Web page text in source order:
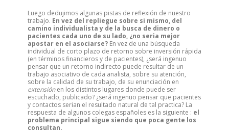
Luego dedujimos algunas pistas de reflexión de nuestro
trabajo. En vez del repliegue sobre si mismo, del
camino individualista y de la busca de dinero o
pacientes cada uno de su lado, ¿no seria mejor
apostar en el asociarse? En vez de una búsqueda
individual de corto plazo de retorno sobre inversión rápida
(en términos financieros y de pacientes), ¿será ingenuo
pensar que un retorno indirecto puede resultar de un
trabajo asociativo de cada analista, sobre su atención,
sobre la calidad de su trabajo, de su enunciación en
extensiónen los distintos lugares donde puede ser
escuchado, publicado? ¿será ingenuo pensar que pacientes
y contactos serian el resultado natural de tal practica? La
respuesta de algunos colegas españoles es la siguiente : el
problema principal sigue siendo que poca gente los
consultan.